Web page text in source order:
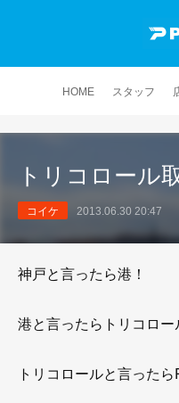
HOME スタッフ
トリコロール
コイケ 2013.06.30 20:47
神戸と言ったら港！
港と言ったらトリコロー
トリコロールと言ったら